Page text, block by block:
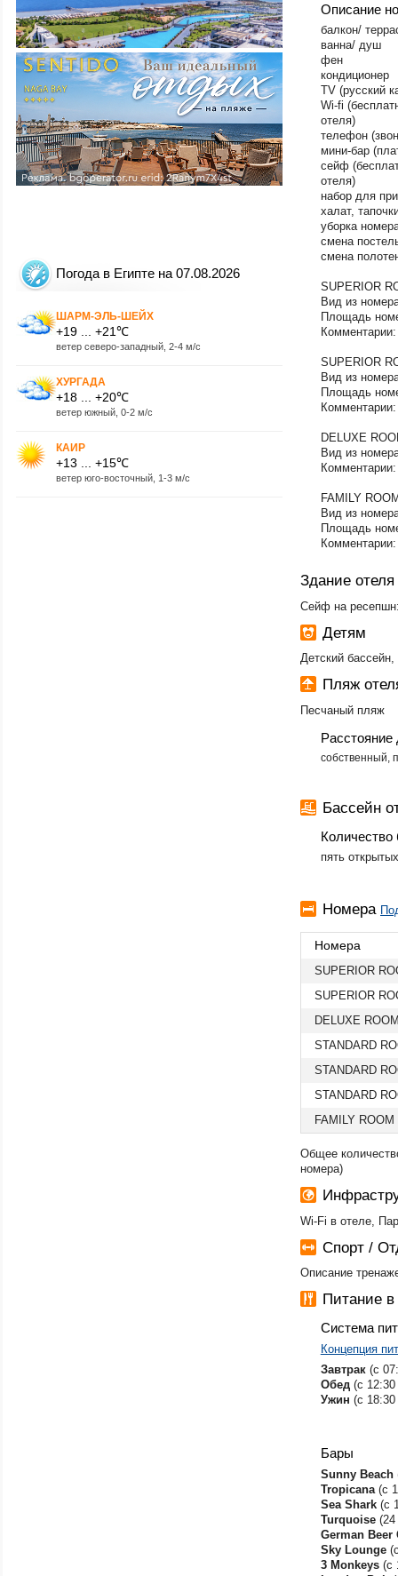
Погода в Египте на 07.08.2026
ШАРМ-ЭЛЬ-ШЕЙХ
+19 ... +21℃
ветер северо-западный, 2-4 м/с
ХУРГАДА
+18 ... +20℃
ветер южный, 0-2 м/с
КАИР
+13 ... +15℃
ветер юго-восточный, 1-3 м/с
Описание
​балкон/
ванна/ душ
фен
кондиционер
TV (русский
Wi-fi
отеля)
телефон
мини-бар
сейф
отеля)
набор для
халат,
уборка
смена
смена
SUPERIOR
Вид из
Площадь
SUPERIOR
Вид из
Площадь
DELUXE
Вид из
FAMILY
Вид из
Площадь
Здание отеля
Сейф на
Детям
Детский
Пляж
Песчаный пляж
​собственный,
Бассейн
Количество
​пять
Номера
Номера
SUPERIOR
SUPERIOR
DELUXE
STANDARD
STANDARD
STANDARD
FAMILY
Общее
номера)
Wi-Fi в отеле,
Спорт /
Описание
Питание
Система
Концепция
​Завтрак(с
Обед(с 12:30
Ужин (с
Бары
​Sunny Beach
Tropicana(с
Sea Shark(с
Turquoise(24
German Beer
Sky Lounge
3 Monkeys(с